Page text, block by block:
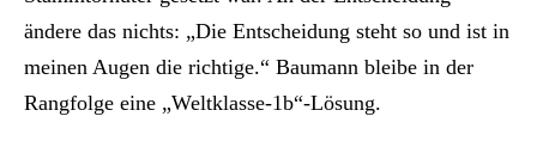
ändere das nichts: „Die Entscheidung steht so und ist in
meinen Augen die richtige.“ Baumann bleibe in der
Rangfolge eine „Weltklasse-1b“-Lösung.